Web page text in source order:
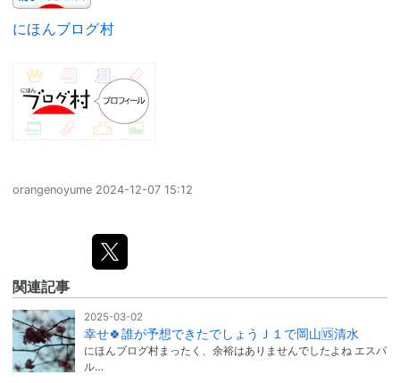
にほんブログ村
orangenoyume 2024-12-07 15:12
関連記事
2025-03-02
幸せ🍀誰が予想できたでしょうＪ１で岡山🆚清水
にほんブログ村まったく、余裕はありませんでしたよね エスパ
ル…